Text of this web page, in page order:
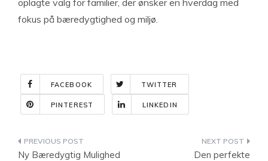
oplagte valg for familier, der ønsker en hverdag med
fokus på bæredygtighed og miljø.
FACEBOOK TWITTER
PINTEREST LINKEDIN
Indlægsnavigation
Ny Bæredygtig Mulighed
Den perfekte